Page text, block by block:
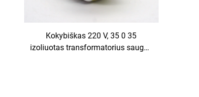
Kokybiškas 220 V, 35 0 35
izoliuotas transformatorius saugos